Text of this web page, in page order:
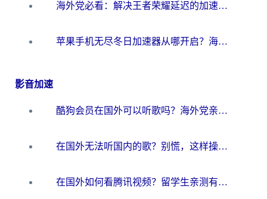
海外党必看：解决王者荣耀延迟的加速器终极指南——从EVE到猫和老鼠，一个工具全搞定
苹果手机无尽冬日加速器从哪开启？海外玩家的冬日生存指南
影音加速
酷狗会员在国外可以听歌吗？海外党亲测有效：3步解决音乐权限难题
在国外无法听国内的歌？别慌，这样操作就能畅听QQ音乐（附亲测加速器推荐）
在国外如何看腾讯视频？留学生亲测有效的回国加速方案